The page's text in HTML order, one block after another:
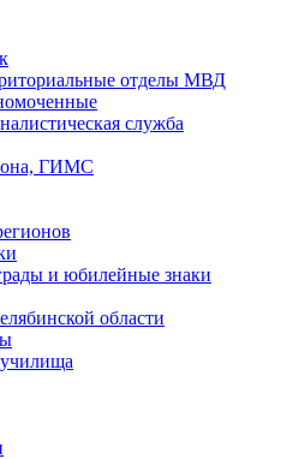
отделы МВД
служба
ГИМС
и юбилейные знаки
области